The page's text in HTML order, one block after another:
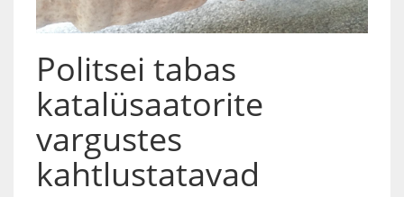
Politsei tabas
katalüsaatorite
vargustes
kahtlustatavad